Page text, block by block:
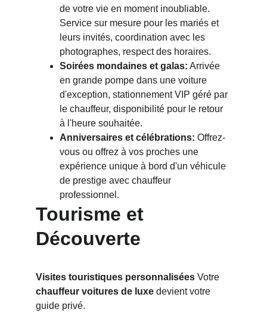
de votre vie en moment inoubliable.
Service sur mesure pour les mariés et
leurs invités, coordination avec les
photographes, respect des horaires.
Soirées mondaines et galas: Arrivée
en grande pompe dans une voiture
d'exception, stationnement VIP géré par
le chauffeur, disponibilité pour le retour
à l'heure souhaitée.
Anniversaires et célébrations: Offrez-
vous ou offrez à vos proches une
expérience unique à bord d'un véhicule
de prestige avec chauffeur
professionnel.
Tourisme et
Découverte
Visites touristiques personnalisées Votre
chauffeur voitures de luxe devient votre
guide privé.